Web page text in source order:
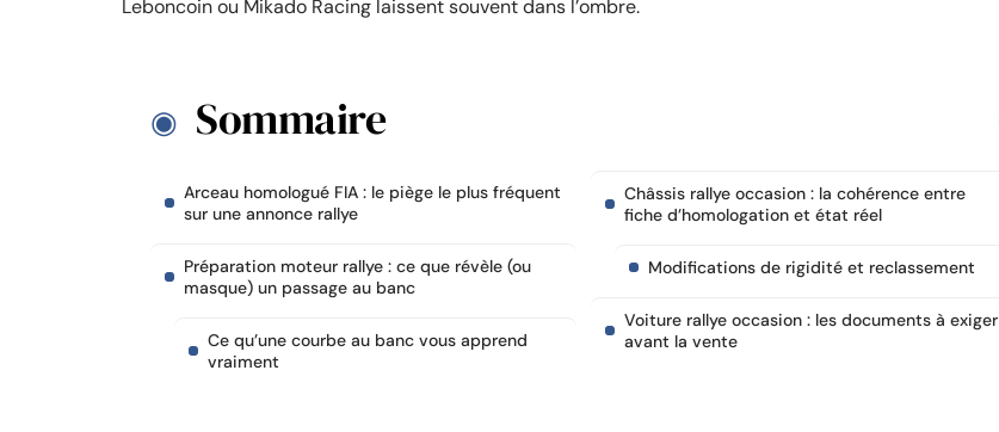
Leboncoin ou Mikado Racing laissent souvent dans l’ombre.
Sommaire
Arceau homologué FIA : le piège le plus fréquent
sur une annonce rallye
Préparation moteur rallye : ce que révèle (ou
masque) un passage au banc
Ce qu’une courbe au banc vous apprend
vraiment
Châssis rallye occasion : la cohérence entre
fiche d’homologation et état réel
Modifications de rigidité et reclassement
Voiture rallye occasion : les documents à exiger
avant la vente